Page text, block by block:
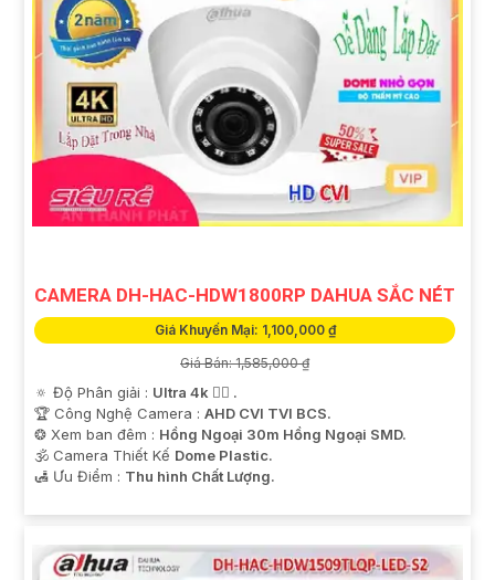
CAMERA DH-HAC-HDW1800RP DAHUA SẮC NÉT
Giá Khuyến Mại: 1,100,000 ₫
Giá Bán: 1,585,000 ₫
🔅 Độ Phân giải : Ultra 4k 👍🏾 .
🏆 Công Nghệ Camera : AHD CVI TVI BCS.
❂ Xem ban đêm : Hồng Ngoại 30m Hồng Ngoại SMD.
🕉️ Camera Thiết Kế Dome Plastic.
️🛃 Ưu Điểm : Thu hình Chất Lượng.